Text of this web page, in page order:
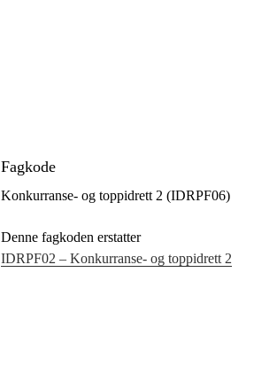
Fagkode
Konkurranse- og toppidrett 2 (IDRPF06)
Denne fagkoden erstatter
IDRPF02 – Konkurranse- og toppidrett 2